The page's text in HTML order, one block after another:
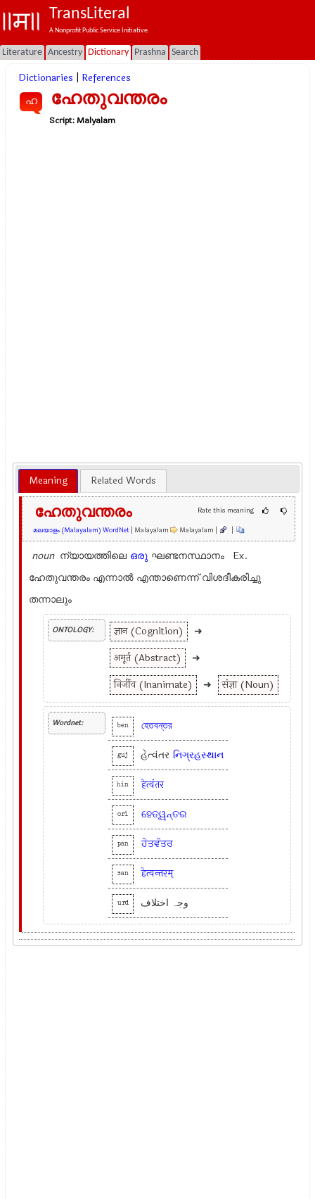
TransLiteral
A Nonprofit Public Service Initiative.
Literature Ancestry Dictionary Prashna Search
Dictionaries References
ഹ ഹേതുവന്തരം
Script:Malyalam
Meaning Related Words
Rate this meaning
ഹേതുവന്തരം
മലയാളം (Malayalam) WordNet | Malayalam Malayalam | |
noun ന്യായത്തിലെ ഒരു ഘണ്ടനസ്ഥാനം Ex.
ഹേതുവന്തരം എന്നാല്‍ എന്താണെന്ന് വിശദീകരിച്ചു
തന്നാലും
ONTOLOGY: ज्ञान (Cognition)
➜
अमूर्त (Abstract)
➜
निर्जीव (Inanimate)
➜ संज्ञा (Noun)
Wordnet: ben হেতবন্তর
guj હેત્વંતર નિગ્રહસ્થાન
hin हेत्वंतर
ori ହେତ୍ୱନ୍ତର
pan ਹੇਤਵੰਤਰ
san हेत्वन्तरम्
urd وجہ اختلاف